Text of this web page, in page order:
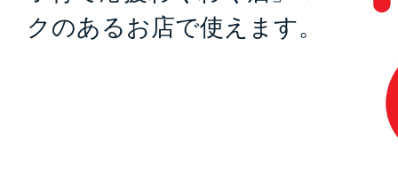
クのあるお店で使えます。